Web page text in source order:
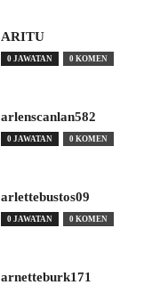
ARITU
0 JAWATAN 0 KOMEN
arlenscanlan582
0 JAWATAN 0 KOMEN
arlettebustos09
0 JAWATAN 0 KOMEN
arnetteburk171